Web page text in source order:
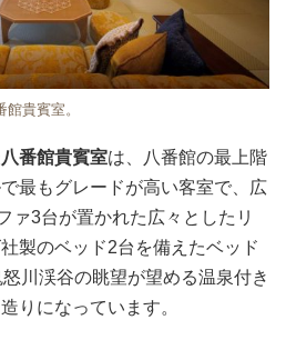
貴賓室。
番館貴賓室は、八番館の最上階
最もグレードが高い客室で、広
ァ3台が置かれた広々としたリ
製のベッド2台を備えたベッド
川渓谷の眺望が望める温泉付き
りになっています。